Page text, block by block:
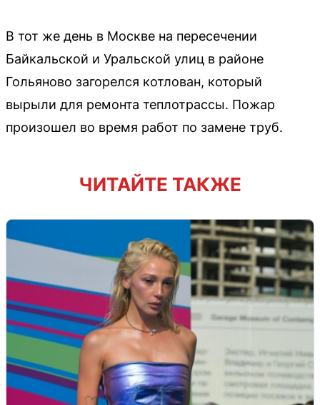
В тот же день в Москве на пересечении
Байкальской и Уральской улиц в районе
Гольяново загорелся котлован, который
вырыли для ремонта теплотрассы. Пожар
произошел во время работ по замене труб.
ЧИТАЙТЕ ТАКЖЕ